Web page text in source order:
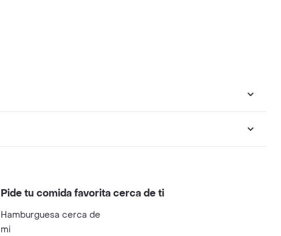
Pide tu comida favorita cerca de ti
Hamburguesa cerca de
mi